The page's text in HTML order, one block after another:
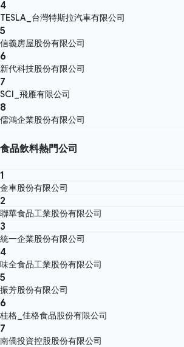
4
TESLA_台灣特斯拉汽車有限公司
5
信義房屋股份有限公司
6
新代科技股份有限公司
7
SCI_飛雁有限公司
8
儒鴻企業股份有限公司
食品飲料熱門公司
1
金車股份有限公司
2
聯華食品工業股份有限公司
3
統一企業股份有限公司
4
味全食品工業股份有限公司
5
振芳股份有限公司
6
桂格_佳格食品股份有限公司
7
南僑投資控股股份有限公司